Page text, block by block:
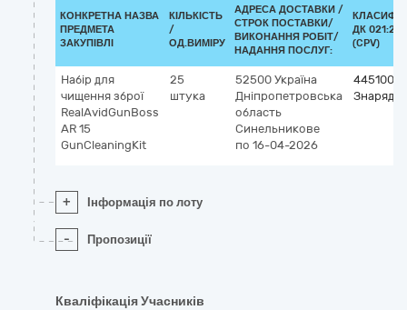
КОНКРЕТНА НАЗВА
ПРЕДМЕТА
ЗАКУПІВЛІ
КІЛЬКІСТЬ
/
ОД.ВИМІРУ
АДРЕСА ДОСТАВКИ /
СТРОК ПОСТАВКИ/
ВИКОНАННЯ РОБІТ/
НАДАННЯ ПОСЛУГ:
ДК
(CPV)
Набір для
чищення зброї
RealAvidGunBoss
AR 15
GunCleaningKit
25
штука
52500 Україна
Дніпропетровська
область
Синельникове
по 16-04-2026
Знаряддя
+ Інформація по лоту
- Пропозиції
Кваліфікація Учасників